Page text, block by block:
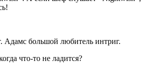
Адамс большой любитель интриг.
что-то не ладится?